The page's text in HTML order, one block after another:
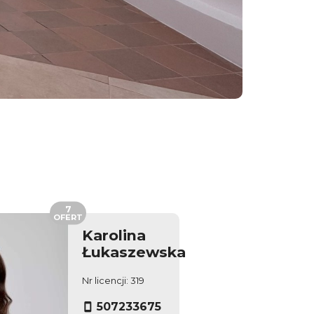
Karolina
Łukaszewska
Nr licencji: 319
507233675
7
OFERT